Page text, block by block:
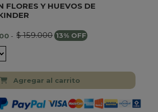
FLORES Y HUEVOS DE
- $ 159.000 13% OFF
Agregar al carrito